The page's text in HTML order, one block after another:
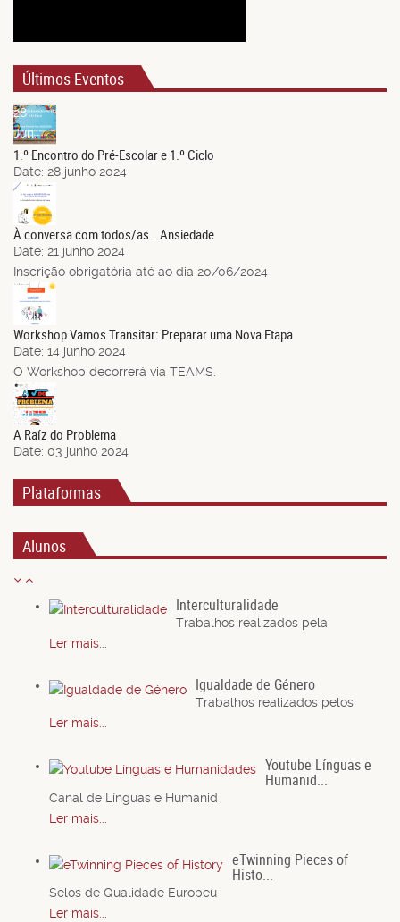
Últimos Eventos
28
Jun.
1.º Encontro do Pré-Escolar e 1.º Ciclo
Date: 28 junho 2024
21
Jun.
À conversa com todos/as...Ansiedade
Date: 21 junho 2024
Inscrição obrigatória até ao dia 20/06/2024
Jun.
Workshop Vamos Transitar: Preparar uma Nova Etapa
Date: 14 junho 2024
O Workshop decorrerá via TEAMS.
03
Jun.
A Raíz do Problema
Date: 03 junho 2024
Plataformas
Alunos
Interculturalidade
Trabalhos realizados pela
Ler mais...
Igualdade de Género
Trabalhos realizados pelos
Ler mais...
Youtube Línguas e
Humanid...
Canal de Línguas e Humanid
Ler mais...
eTwinning Pieces of
Histo...
Selos de Qualidade Europeu
Ler mais...